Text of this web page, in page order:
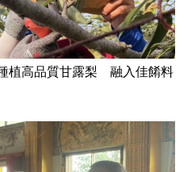
植高品質甘露梨 融入佳餚料